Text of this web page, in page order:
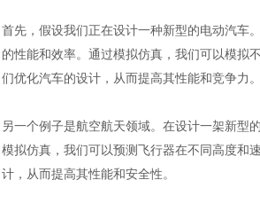
首先，假设我们正在设计一种新型的电动汽车
的性能和效率。通过模拟仿真，我们可以模拟
们优化汽车的设计，从而提高其性能和竞争力。
另一个例子是航空航天领域。在设计一架新型
模拟仿真，我们可以预测飞行器在不同高度和
计，从而提高其性能和安全性。